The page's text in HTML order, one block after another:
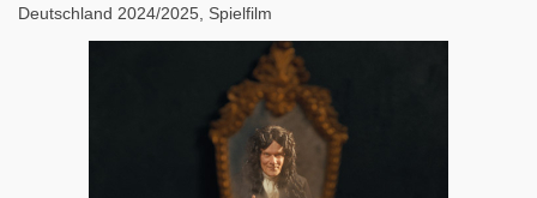
Deutschland 2024/2025 Spielfilm